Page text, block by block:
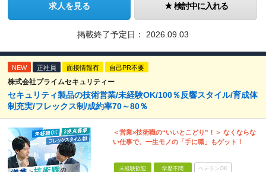
求人を見る 検討中に入れる
掲載終了予定日： 2026.09.03
NEW 正社員 面接情報有 自己PR不要
株式会社プライムセキュリティー
セキュリティ製品の技術営業/未経験OK/100％反響スタイル/育成体
制充実/フレックス制/成約率70～80％
＜営業×技術職の“いいとこどり”！＞ なくならな
い仕事で、一生モノの「手に職」もゲット！
未経験歓迎 学歴不問 ベテランOK